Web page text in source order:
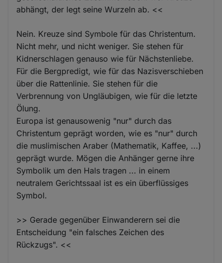
abhängt, der legt seine Wurzeln ab. <<
Nein. Kreuze sind Symbole für das Christentum.
Nicht mehr, und nicht weniger. Sie stehen für
Kidnerschlagen genauso wie für Nächstenliebe.
Für die Bergpredigt, wie für das Nazisverschieben
über die Rattenlinie. Sie stehen für die
Verbrennung von Ungläubigen, wie für die letzte
Ölung.
Europa ist genausowenig "nur" durch das
Christentum geprägt worden, wie es "nur" durch
die muslimischen Araber (Mathematik, Kaffee, ...)
geprägt wurde. Mögen die Anhänger gerne ihre
Symbolik um den Hals tragen ... in einem
neutralem Gerichtssaal ist es ein überflüssiges
Symbol.
>> Gerade gegenüber Einwanderern sei die
Entscheidung "ein falsches Zeichen des
Rückzugs". <<